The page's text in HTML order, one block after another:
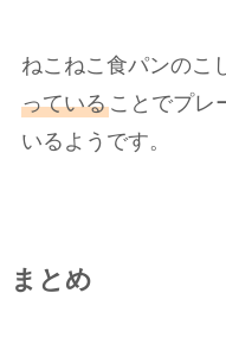
ねこねこ食パンのこ
っていることでプレ
いるようです。
まとめ